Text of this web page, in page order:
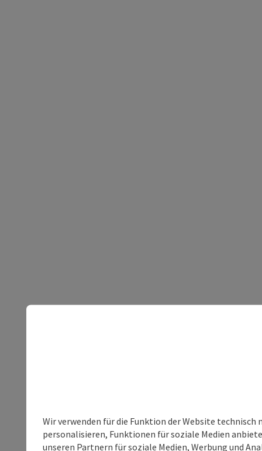
Wir verwenden für die Funktion der Website
personalisieren, Funktionen für soziale Medien
unseren Partnern für soziale Medien, Werbung und